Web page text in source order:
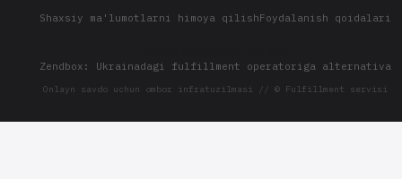
Shaxsiy ma'lumotlarni himoya qilishFoydalanish qoidalari
Zendbox: Ukrainadagi fulfillment operatoriga alternativa
Onlayn savdo uchun ombor infratuzilmasi // © Fulfillment servisi